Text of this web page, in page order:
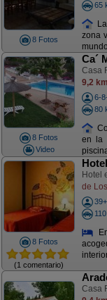
8 Fotos
65
zona
8 Fotos
Video
Ca´
Casa
9,2 km
6-
80
en la
8 Fotos
(1 comentario)
Hotel
de
Casa